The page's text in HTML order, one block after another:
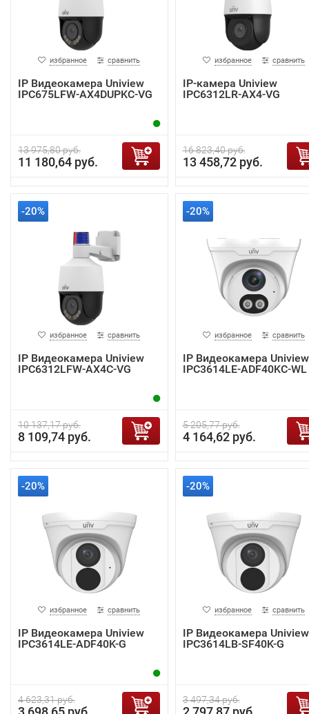
избранное сравнить
IP Видеокамера Uniview
IPC675LFW-AX4DUPKC-VG
13 975,80 руб.
11 180,64 руб.
избранное сравнить
IP-камера Uniview
IPC6312LR-AX4-VG
16 823,40 руб.
13 458,72 руб.
-20%
избранное сравнить
IP Видеокамера Uniview
IPC6312LFW-AX4C-VG
10 137,17 руб.
8 109,74 руб.
-20%
избранное сравнить
IP Видеокамера Uniview
IPC3614LE-ADF40KC-WL
5 205,77 руб.
4 164,62 руб.
-20%
избранное сравнить
IP Видеокамера Uniview
IPC3614LE-ADF40K-G
4 623,31 руб.
-20%
избранное сравнить
IP Видеокамера Uniview
IPC3614LB-SF40K-G
3 497,34 руб.